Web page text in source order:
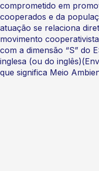
comprometido em
cooperados e da
atuação se relaciona
movimento
com a dimensão “S” do
inglesa (ou do
que significa Meio